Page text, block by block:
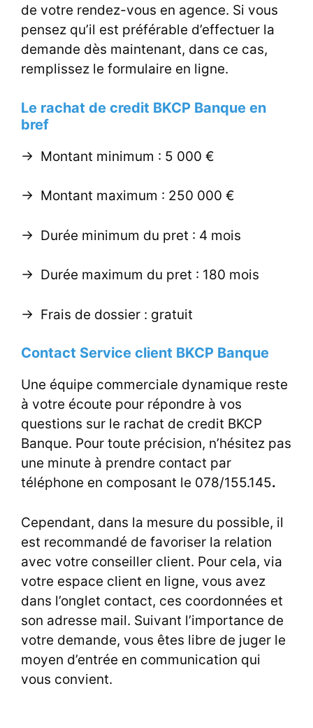
de votre rendez-vous en agence. Si vous
pensez qu’il est préférable d’effectuer la
demande dès maintenant, dans ce cas,
remplissez le formulaire en ligne.
Le rachat de credit BKCP Banque en
bref
-> Montant minimum : 5 000 €
-> Montant maximum : 250 000 €
-> Durée minimum du pret : 4 mois
-> Durée maximum du pret : 180 mois
-> Frais de dossier : gratuit
Contact Service client BKCP Banque
Une équipe commerciale dynamique reste
à votre écoute pour répondre à vos
questions sur le rachat de credit BKCP
Banque. Pour toute précision, n’hésitez pas
une minute à prendre contact par
téléphone en composant le 078/155.145.
Cependant, dans la mesure du possible, il
est recommandé de favoriser la relation
avec votre conseiller client. Pour cela, via
votre espace client en ligne, vous avez
dans l’onglet contact, ces coordonnées et
son adresse mail. Suivant l’importance de
votre demande, vous êtes libre de juger le
moyen d’entrée en communication qui
vous convient.